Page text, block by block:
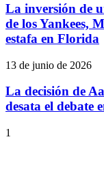
La inversión de
de los Yankees,
estafa en Florida
13 de junio de 2026
La decisión de
desata el debate
1